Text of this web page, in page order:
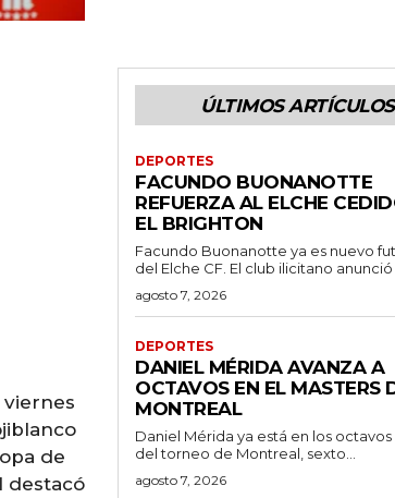
de
destacó
ÚLTIMOS ARTÍCULOS
DEPORTES
FACUNDO BUONANOTTE
REFUERZA AL ELCHE
EL BRIGHTON
Facundo Buonanotte ya es nuevo
del Elche CF. El club ilicitano anunció
agosto 7, 2026
DEPORTES
DANIEL MÉRIDA AVANZA A
OCTAVOS EN EL MASTERS
MONTREAL
Daniel Mérida ya está en los
del torneo de Montreal, sexto...
agosto 7, 2026